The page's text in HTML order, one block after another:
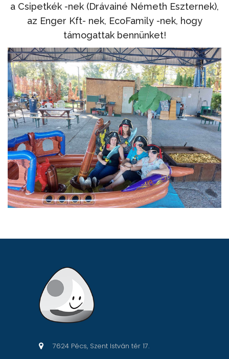
a Csipetkék -nek (Drávainé Németh Eszternek),
az Enger Kft- nek, EcoFamily -nek, hogy
támogattak bennünket!
7624 Pécs, Szent István tér 17.